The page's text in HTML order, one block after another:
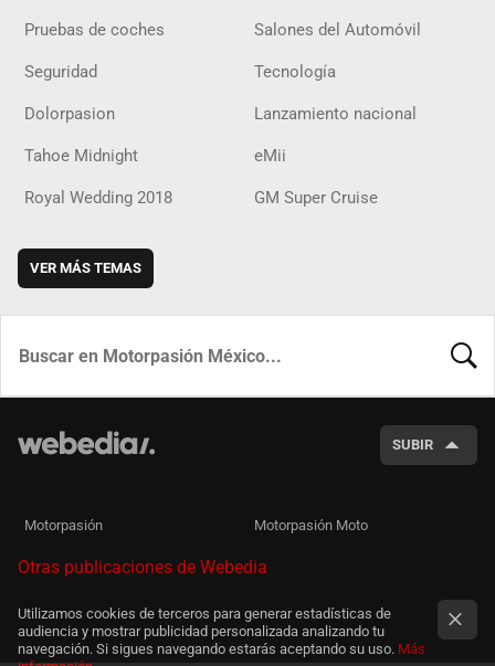
Pruebas de coches Salones del Automóvil
Seguridad Tecnología
Dolorpasion Lanzamiento nacional
Tahoe Midnight eMii
Royal Wedding 2018 GM Super Cruise
VER MÁS TEMAS
SUBIR
Motorpasión Motorpasión Moto
Otras publicaciones de Webedia
Utilizamos cookies de terceros para generar estadísticas de
audiencia y mostrar publicidad personalizada analizando tu
navegación. Si sigues navegando estarás aceptando su uso. Más